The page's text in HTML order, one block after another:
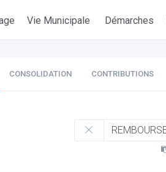
Vie Municipale Démarches
CONSOLIDATION CONTRIBUTIONS